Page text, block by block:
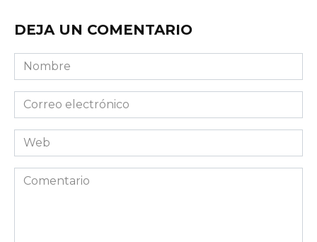
DEJA UN COMENTARIO
Nombre
Correo
electrónico
Web
Comentario